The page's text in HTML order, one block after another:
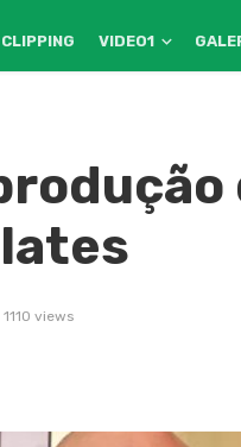
CLIPPING VIDEO1
1110 views